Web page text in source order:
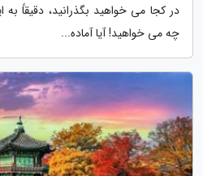
در کجا می خواهید بگذرانید، دقیقاً
چه می خواهید! آیا آماده...